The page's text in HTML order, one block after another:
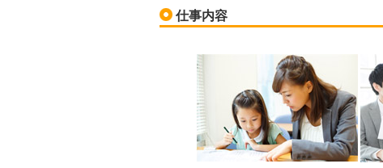
仕事内容